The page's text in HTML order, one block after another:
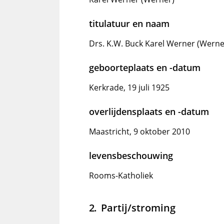
titulatuur en naam
Drs. K.W. Buck Karel Werner
geboorteplaats en -datum
Kerkrade, 19 juli 1925
overlijdensplaats en -datum
Maastricht, 9 oktober 2010
levensbeschouwing
Rooms-Katholiek
Partij/stroming